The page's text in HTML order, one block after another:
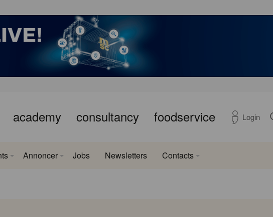
academy consultancy foodservice Login
Annoncer Jobs Newsletters Contacts